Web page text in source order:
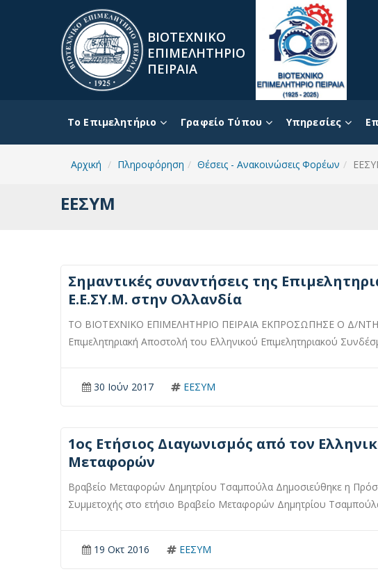
ΒΙΟΤΕΧΝΙΚΟ
ΕΠΙΜΕΛΗΤΗΡΙΟ
ΠΕΙΡΑΙΑ
To Επιμελητήριο Γραφείο Τύπου Υπηρεσίες
Αρχική Πληροφόρηση Θέσεις - Ανακοινώσεις Φορέων
ΕΕΣΥΜ
Σημαντικές συναντήσεις της
Ε.Ε.ΣΥ.Μ. στην Ολλανδία
ΤΟ ΒΙΟΤΕΧΝΙΚΟ ΕΠΙΜΕΛΗΤΗΡΙΟ ΠΕΙΡΑΙΑ ΕΚΠΡΟΣΩΠΗΣΕ Ο Δ/
Επιμελητηριακή Αποστολή του Ελληνικού Επιμελητηριακού
30 Ιούν 2017 ΕΕΣΥΜ
1ος Ετήσιος Διαγωνισμός από τον
Μεταφορών
Βραβείο Μεταφορών Δημητρίου Τσαμπούλα Δημοσιεύθηκε η
Συμμετοχής στο ετήσιο Βραβείο Μεταφορών Δημητρίου
19 Οκτ 2016 ΕΕΣΥΜ